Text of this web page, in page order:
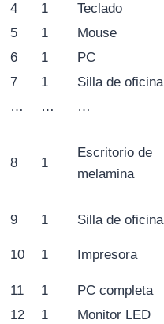
4 1 Teclado
5
1 Mouse
6
1 PC
7
1 Silla de oficina
…
… …
8 1
Escritorio de
melamina
9 1 Silla de oficina
10 1 Impresora
11 1 PC completa
12
1 Monitor LED